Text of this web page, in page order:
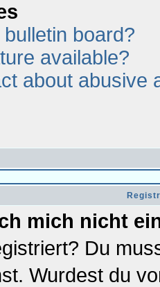
board?
available?
about abusive
mich nicht
Du
Wurdest du